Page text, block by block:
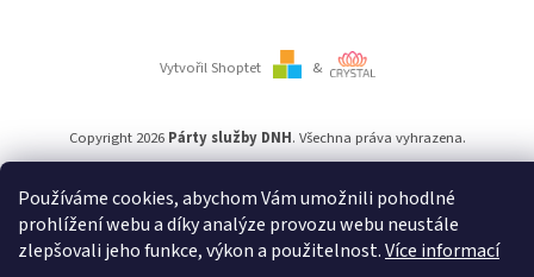
Používáme cookies, abychom Vám umožnili pohodlné
prohlížení webu a díky analýze provozu webu neustále
zlepšovali jeho funkce, výkon a použitelnost.Více informací
Vytvořil Shoptet &
Copyright 2026 Párty služby DNH. Všechna práva vyhrazena.
Používámeověření věku Adulto